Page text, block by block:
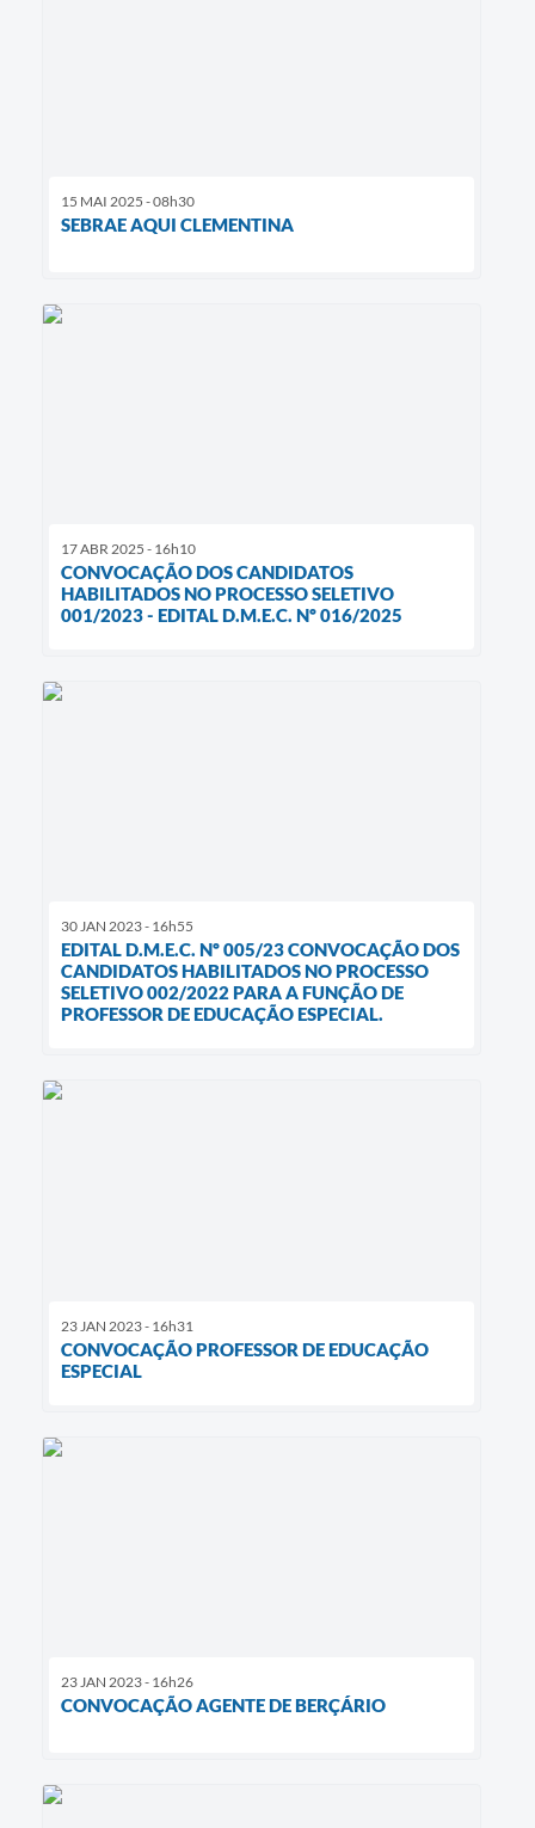
15 MAI 2025 - 08h30
SEBRAE AQUI CLEMENTINA
17 ABR 2025 - 16h10
CONVOCAÇÃO DOS CANDIDATOS
HABILITADOS NO PROCESSO SELETIVO
001/2023 - EDITAL D.M.E.C. Nº 016/2025
30 JAN 2023 - 16h55
EDITAL D.M.E.C. Nº 005/23 CONVOCAÇÃO DOS
CANDIDATOS HABILITADOS NO PROCESSO
SELETIVO 002/2022 PARA A FUNÇÃO DE
PROFESSOR DE EDUCAÇÃO ESPECIAL.
23 JAN 2023 - 16h31
CONVOCAÇÃO PROFESSOR DE EDUCAÇÃO
ESPECIAL
23 JAN 2023 - 16h26
CONVOCAÇÃO AGENTE DE BERÇÁRIO